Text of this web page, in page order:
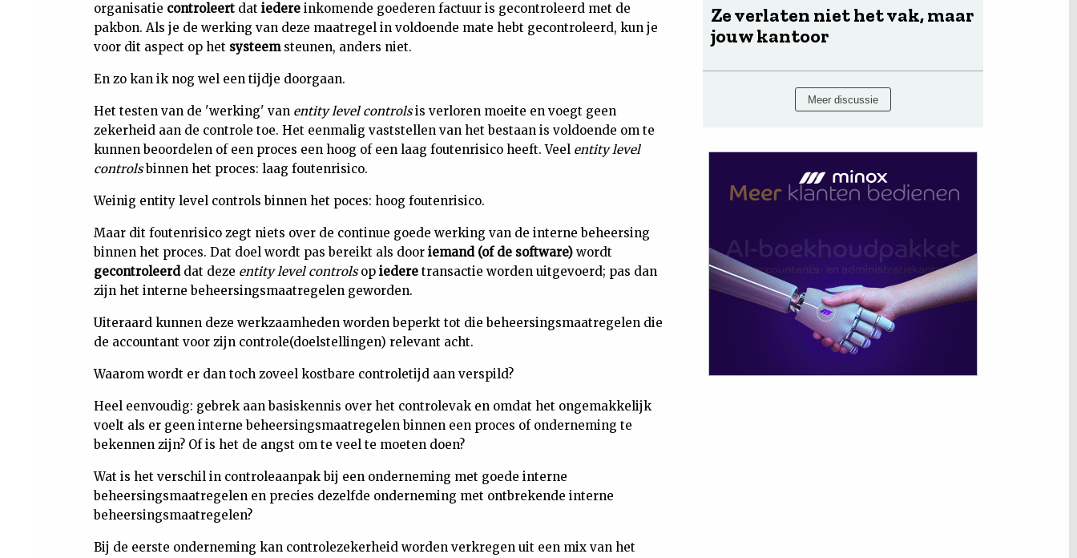
organisatie controleert dat iedere inkomende goederen factuur is gecontroleerd met de
pakbon. Als je de werking van deze maatregel in voldoende mate hebt gecontroleerd, kun je
voor dit aspect op het systeemsteunen, anders niet.
En zo kan ik nog wel een tijdje doorgaan.
Het testen van de 'werking' van entity level controlsis verloren moeite en voegt geen
zekerheid aan de controle toe. Het eenmalig vaststellen van het bestaan is voldoende om te
kunnen beoordelen of een proces een hoog of een laag foutenrisico heeft. Veel entity level
controlsbinnen het proces: laag foutenrisico.
Weinig entity level controls binnen het poces: hoog foutenrisico.
Maar dit foutenrisico zegt niets over de continue goede werking van de interne beheersing
binnen het proces. Dat doel wordt pas bereikt als door iemand (of de software) wordt
gecontroleerddat deze entity level controlsop iedere transactie worden uitgevoerd; pas dan
zijn het interne beheersingsmaatregelen geworden.
Uiteraard kunnen deze werkzaamheden worden beperkt tot die beheersingsmaatregelen die
de accountant voor zijn controle(doelstellingen) relevant acht.
Waarom wordt er dan toch zoveel kostbare controletijd aan verspild?
Heel eenvoudig: gebrek aan basiskennis over het controlevak en omdat het ongemakkelijk
voelt als er geen interne beheersingsmaatregelen binnen een proces of onderneming te
bekennen zijn? Of is het de angst om te veel te moeten doen?
Wat is het verschil in controleaanpak bij een onderneming met goede interne
beheersingsmaatregelen en precies dezelfde onderneming met ontbrekende interne
beheersingsmaatregelen?
Bij de eerste onderneming kan controlezekerheid worden verkregen uit een mix van het
Ze verlaten niet het vak, maar
jouw kantoor
Meer discussie